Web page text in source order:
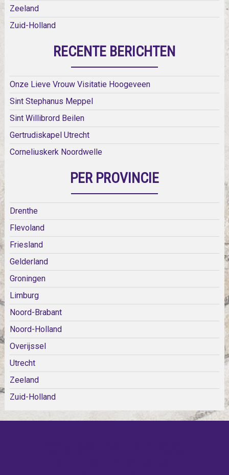
Zeeland
Zuid-Holland
RECENTE BERICHTEN
Onze Lieve Vrouw Visitatie Hoogeveen
Sint Stephanus Meppel
Sint Willibrord Beilen
Gertrudiskapel Utrecht
Corneliuskerk Noordwelle
PER PROVINCIE
Drenthe
Flevoland
Friesland
Gelderland
Groningen
Limburg
Noord-Brabant
Noord-Holland
Overijssel
Utrecht
Zeeland
Zuid-Holland